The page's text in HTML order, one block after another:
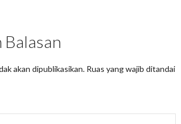
akan dipublikasikan. Ruas yang wajib ditandai